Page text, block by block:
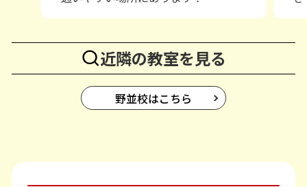
近隣の教室を見る
野並校はこちら